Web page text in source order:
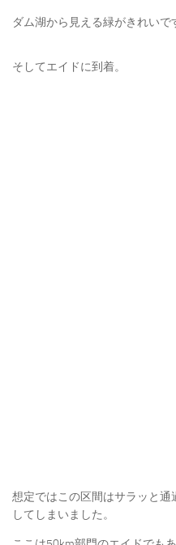
ダム湖から見える緑がきれいで
そしてエイドに到着。
想定ではこの区間はサラッと
してしまいました。